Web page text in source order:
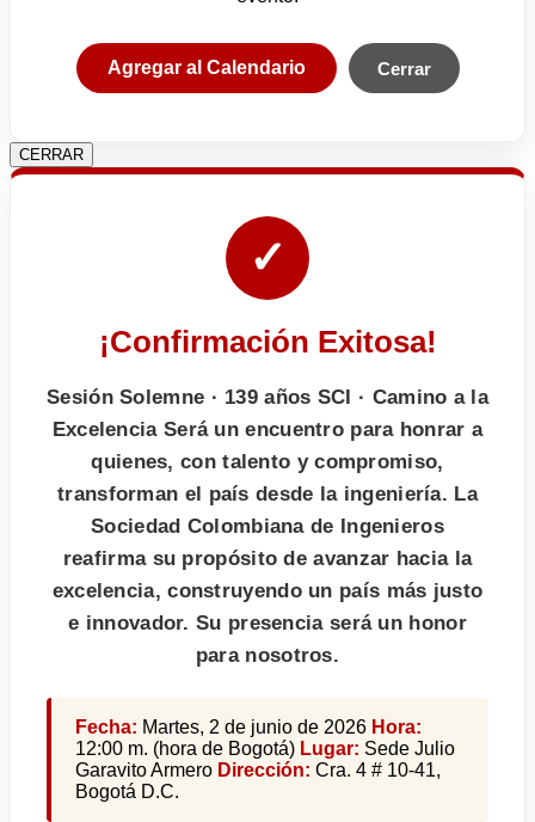
Agregar al Calendario Cerrar
CERRAR
✓
¡Confirmación Exitosa!
Sesión Solemne · 139 años SCI · Camino a la
Excelencia Será un encuentro para honrar a
quienes, con talento y compromiso,
transforman el país desde la ingeniería. La
Sociedad Colombiana de Ingenieros
reafirma su propósito de avanzar hacia la
excelencia, construyendo un país más justo
e innovador. Su presencia será un honor
para nosotros.
Fecha: Martes, 2 de junio de 2026 Hora:
12:00 m. (hora de Bogotá) Lugar: Sede Julio
Garavito Armero Dirección: Cra. 4 # 10-41,
Bogotá D.C.